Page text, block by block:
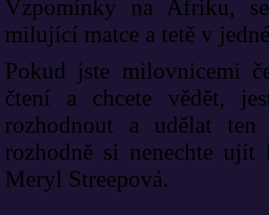
Vzpomínky na Afriku,
milující matce a tetě v
Pokud jste milovnicemi
čtení a chcete vědět,
rozhodnout a udělat
rozhodně si nenechte
Meryl Streepová.